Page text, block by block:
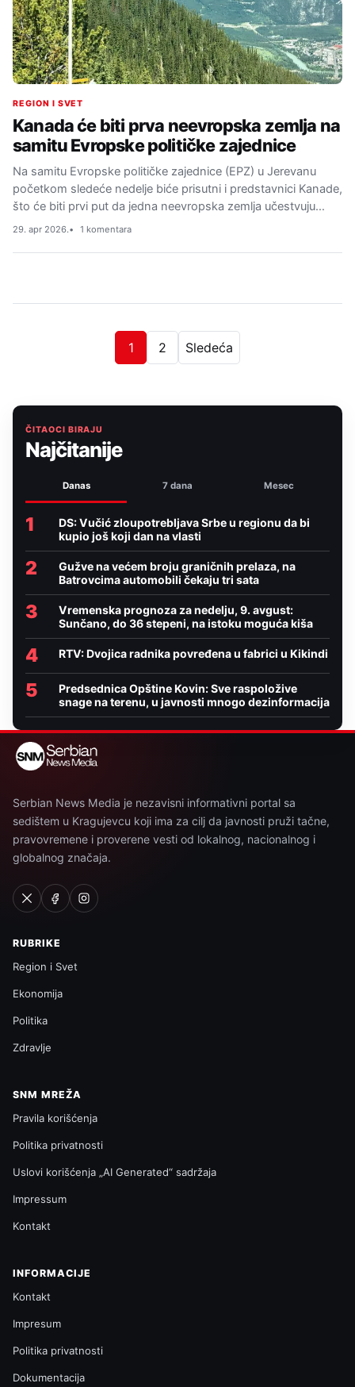
REGION I SVET
Kanada će biti prva neevropska zemlja na
samitu Evropske političke zajednice
Na samitu Evropske političke zajednice (EPZ) u Jerevanu
početkom sledeće nedelje biće prisutni i predstavnici Kanade,
što će biti prvi put da jedna neevropska zemlja učestvuju…
29. apr 2026. 1 komentara
1 2 Sledeća
ČITAOCI BIRAJU
Najčitanije
Danas 7 dana Mesec
1
DS: Vučić zloupotrebljava Srbe u regionu da bi
kupio još koji dan na vlasti
2
Gužve na većem broju graničnih prelaza, na
Batrovcima automobili čekaju tri sata
3
Vremenska prognoza za nedelju, 9. avgust:
Sunčano, do 36 stepeni, na istoku moguća kiša
4 RTV: Dvojica radnika povređena u fabrici u Kikindi
5
Predsednica Opštine Kovin: Sve raspoložive
snage na terenu, u javnosti mnogo dezinformacija
Serbian News Media je nezavisni informativni portal sa
sedištem u Kragujevcu koji ima za cilj da javnosti pruži tačne,
pravovremene i proverene vesti od lokalnog, nacionalnog i
globalnog značaja.
RUBRIKE
Region i Svet
Ekonomija
Politika
Zdravlje
SNM MREŽA
Pravila korišćenja
Politika privatnosti
Uslovi korišćenja „AI Generated“ sadržaja
Impressum
Kontakt
INFORMACIJE
Kontakt
Impresum
Politika privatnosti
Dokumentacija